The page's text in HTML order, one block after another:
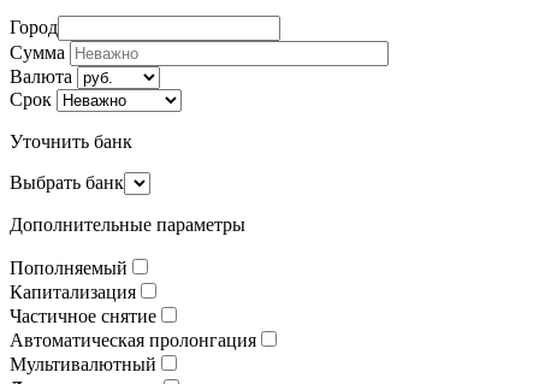
Город
Сумма
Валюта
Срок
Уточнить банк
Выбрать банк
Дополнительные параметры
Пополняемый
Капитализация
Частичное снятие
Автоматическая пролонгация
Мультивалютный